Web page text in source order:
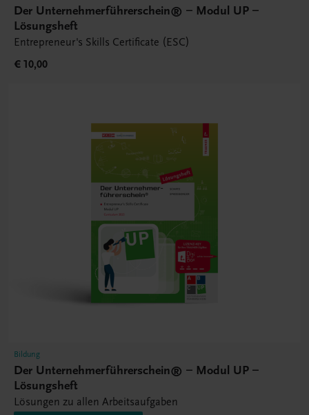
Der Unternehmerführerschein® – Modul UP –
Lösungsheft
Entrepreneur's Skills Certificate (ESC)
€ 10,00
Bildung
Der Unternehmerführerschein® – Modul UP –
Lösungsheft
Lösungen zu allen Arbeitsaufgaben